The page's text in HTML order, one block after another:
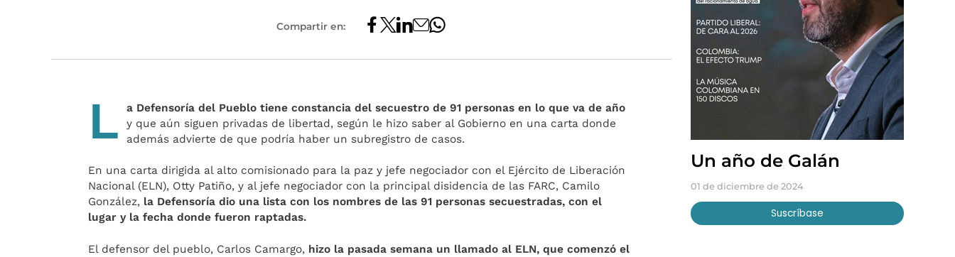
Compartir en:
L
a Defensoría del Pueblo tiene constancia del secuestro de 91 personas en lo que va de año
y que aún siguen privadas de libertad, según le hizo saber al Gobierno en una carta donde
además advierte de que podría haber un subregistro de casos.
En una carta dirigida al alto comisionado para la paz y jefe negociador con el Ejército de Liberación
Nacional (ELN), Otty Patiño, y al jefe negociador con la principal disidencia de las FARC, Camilo
González, la Defensoría dio una lista con los nombres de las 91 personas secuestradas, con el
lugar y la fecha donde fueron raptadas.
El defensor del pueblo, Carlos Camargo, hizo la pasada semana un llamado al ELN, que comenzó el
Un año de Galán
01 de diciembre de 2024
Suscríbase